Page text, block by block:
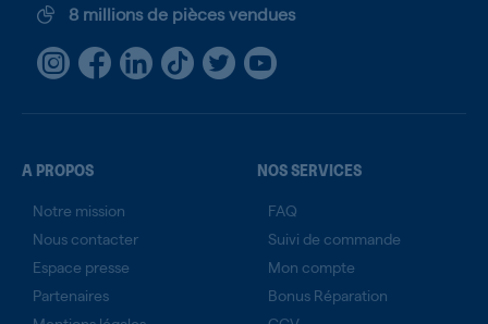
8 millions de pièces vendues
A PROPOS
Notre mission
Nous contacter
Espace presse
Partenaires
NOS SERVICES
FAQ
Suivi de commande
Mon compte
Bonus Réparation